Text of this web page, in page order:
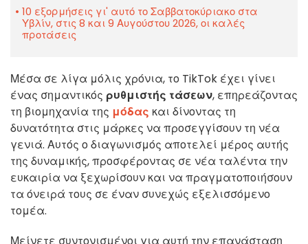
10 εξορμήσεις γι' αυτό το Σαββατοκύριακο στα
Υβλίν, στις 8 και 9 Αυγούστου 2026, οι καλές
προτάσεις
Μέσα σε λίγα μόλις χρόνια, το TikTok έχει γίνει
ένας σημαντικός ρυθμιστής τάσεων, επηρεάζοντας
τη βιομηχανία της μόδας και δίνοντας τη
δυνατότητα στις μάρκες να προσεγγίσουν τη νέα
γενιά. Αυτός ο διαγωνισμός αποτελεί μέρος αυτής
της δυναμικής, προσφέροντας σε νέα ταλέντα την
ευκαιρία να ξεχωρίσουν και να πραγματοποιήσουν
τα όνειρά τους σε έναν συνεχώς εξελισσόμενο
τομέα.